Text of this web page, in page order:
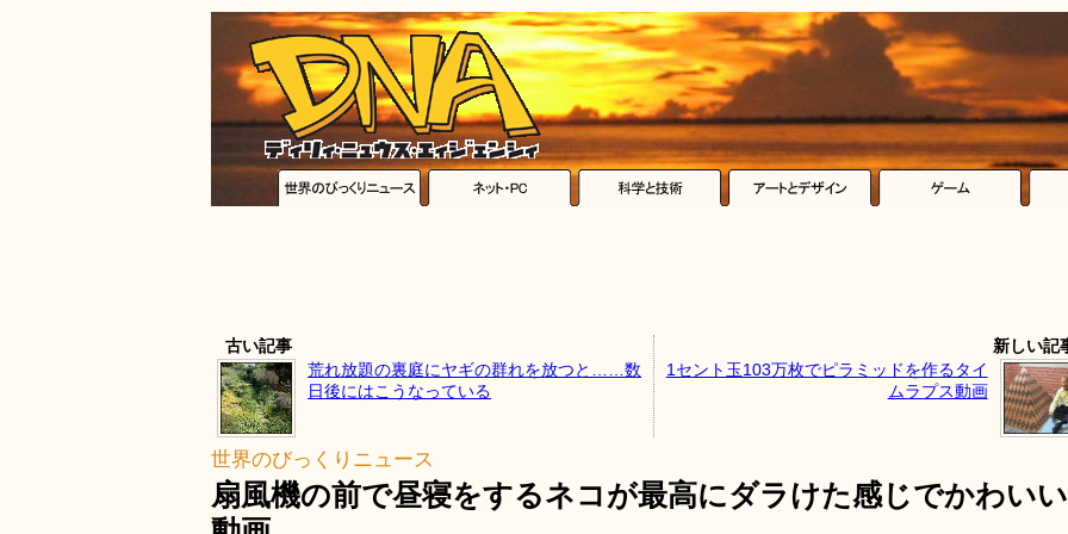
古い記事
荒れ放題の裏庭にヤギの群れを放つと……数
日後にはこうなっている
新しい記
1セント玉103万枚でピラミッドを作るタイ
ムラプス動画
世界のびっくりニュース
扇風機の前で昼寝をするネコが最高にダラけた感じでかわいい